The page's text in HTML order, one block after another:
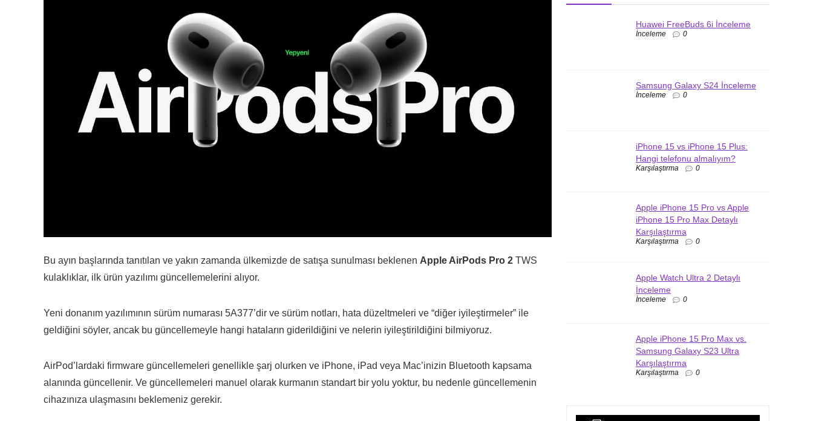
Bu ayın başlarında tanıtılan ve yakın zamanda ülkemizde de satışa sunulması beklenen Apple AirPods Pro 2 TWS
kulaklıklar, ilk ürün yazılımı güncellemelerini alıyor.
Yeni donanım yazılımının sürüm numarası 5A377’dir ve sürüm notları, hata düzeltmeleri ve “diğer iyileştirmeler” ile
geldiğini söyler, ancak bu güncellemeyle hangi hataların giderildiğini ve nelerin iyileştirildiğini bilmiyoruz.
AirPod’lardaki firmware güncellemeleri genellikle şarj olurken ve iPhone, iPad veya Mac’inizin Bluetooth kapsama
alanında güncellenir. Ve güncellemeleri manuel olarak kurmanın standart bir yolu yoktur, bu nedenle güncellemenin
cihazınıza ulaşmasını beklemeniz gerekir.
Huawei FreeBuds 6i İnceleme
İnceleme 0
Samsung Galaxy S24 İnceleme
İnceleme 0
iPhone 15 vs iPhone 15 Plus:
Hangi telefonu almalıyım?
Karşılaştırma 0
Apple iPhone 15 Pro vs Apple
iPhone 15 Pro Max Detaylı
Karşılaştırma
Karşılaştırma 0
Apple Watch Ultra 2 Detaylı
İnceleme
İnceleme 0
Apple iPhone 15 Pro Max vs.
Samsung Galaxy S23 Ultra
Karşılaştırma
Karşılaştırma 0